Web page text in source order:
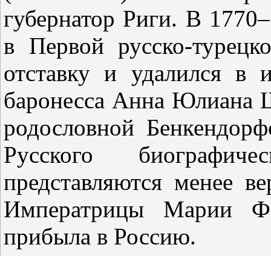
губернатор Риги. В
в Первой русско-
отставку и удалился
баронесса Анна Юлиана
родословной
Русского
представляются менее
Императрицы Марии
прибыла в Россию.